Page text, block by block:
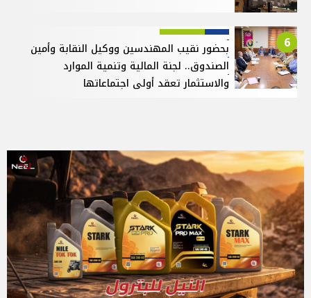
6
بحضور نقيب المهندسين ووكيل النقابة وأمين
الصندوق.. لجنة المالية وتنمية الموارد
والاستثمار تعقد أولى اجتماعاتها